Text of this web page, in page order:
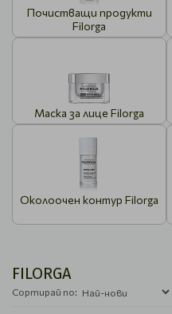
Почистващи продукти
Filorga
Маска за лице Filorga
Околоочен контур Filorga
FILORGA
Сортирай по: